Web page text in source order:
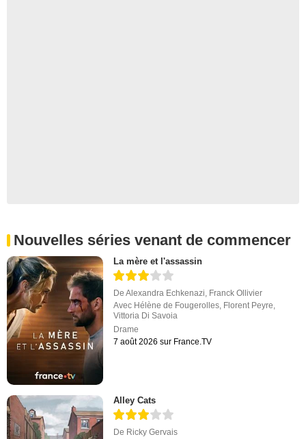
Nouvelles séries venant de commencer
La mère et l'assassin
DeAlexandra Echkenazi, Franck Ollivier
Avec Hélène de Fougerolles, Florent Peyre,
Vittoria Di Savoia
Drame
7 août 2026 sur France.TV
Alley Cats
De Ricky Gervais